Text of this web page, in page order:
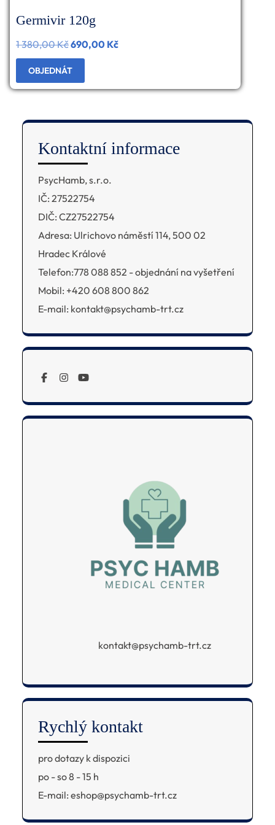
Germivir 120g
1 380,00KčPůvodní
cena
byla:
380,00 Kč.
690,00 KčAktuální
OBJEDNÁT
Kontaktní informace
PsycHamb, s.r.o.
IČ: 27522754
DIČ: CZ27522754
Adresa: Ulrichovo náměstí 114, 500 02
Hradec Králové
Telefon:778 088 852 - objednání na vyšetření
Mobil: +420 608 800 862
E-mail: kontakt@psychamb-trt.cz
kontakt@psychamb-trt.cz
Rychlý kontakt
pro dotazy k dispozici
po - so 8 - 15 h
E-mail: eshop@psychamb-trt.cz